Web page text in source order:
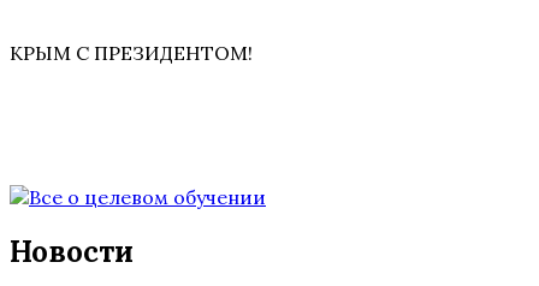
КРЫМ С ПРЕЗИДЕНТОМ!
Новости